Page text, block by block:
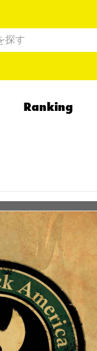
Ranking